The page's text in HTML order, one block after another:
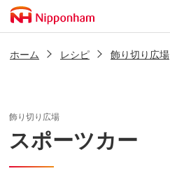
ホーム レシピ 飾り切り広場
飾り切り広場
スポーツカー